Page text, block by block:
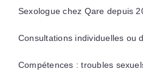
Sexologue chez Qare depuis
Consultations individuelles ou
Compétences : troubles